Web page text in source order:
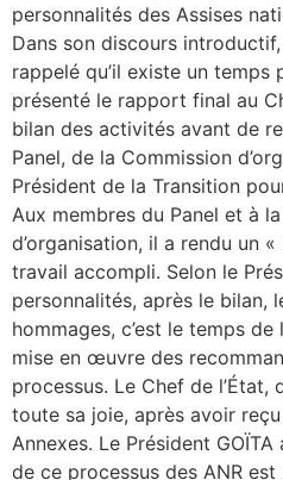
personnalités des Assises
Dans son discours
rappelé qu’il existe un
présenté le rapport final au
bilan des activités avant de
Panel, de la Commission
Président de la Transition
Aux membres du Panel et à
d’organisation, il a rendu un
travail accompli. Selon le
personnalités, après le bilan,
hommages, c’est le temps de
mise en œuvre des
processus. Le Chef de l’État,
toute sa joie, après avoir
Annexes. Le Président
de ce processus des ANR